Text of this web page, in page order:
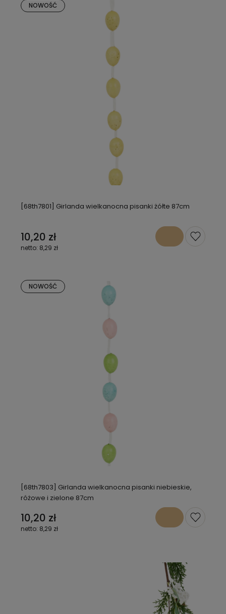
[68th7801] Girlanda wielkanocna pisanki żółte 87cm
10,20 zł
8,29 zł
NOWOŚĆ
[68th7803] Girlanda wielkanocna pisanki niebieskie,
różowe i zielone 87cm
10,20 zł
8,29 zł
NOWOŚĆ